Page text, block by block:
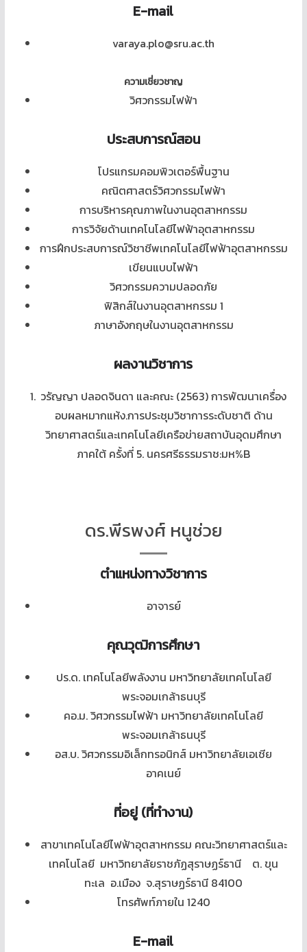
E-mail
varaya.plo@sru.ac.th
ความเชี่ยวชาญ
วิศวกรรมไฟฟ้า
ประสบการณ์สอน
โปรแกรมคอมพิวเตอร์พื้นฐาน
คณิตศาสตร์วิศวกรรมไฟฟ้า
การบริหารคุณภาพในงานอุตสาหกรรม
การวิจัยด้านเทคโนโลยีไฟฟ้าอุตสาหกรรม
การฝึกประสบการณ์วิชาชีพเทคโนโลยีไฟฟ้าอุตสาหกรรม
เขียนแบบไฟฟ้า
วิศวกรรมความปลอดภัย
ฟิสิกส์ในงานอุตสาหกรรม 1
ภาษาอังกฤษในงานอุตสาหกรรม
ผลงานวิชาการ
วรัญญา ปลอดจินดา และคณะ (2563) การพัฒนาเครื่อง
อบผลหมากแห้ง.การประชุมวิชาการระดับชาติ ด้าน
วิทยาศาสตร์และเทคโนโลยีเครือข่ายสถาบันอุดมศึกษา
ภาคใต้ ครั้งที่ 5. นครศรีธรรมราช:มห%B
ดร.พีรพงศ์ หนูช่วย
ตำแหน่งทางวิชาการ
อาจารย์
คุณวุฒิการศึกษา
ปร.ด. เทคโนโลยีพลังงาน มหาวิทยาลัยเทคโนโลยี
พระจอมเกล้าธนบุรี
คอ.ม. วิศวกรรมไฟฟ้า มหาวิทยาลัยเทคโนโลยี
พระจอมเกล้าธนบุรี
อส.บ. วิศวกรรมอิเล็กทรอนิกส์ มหาวิทยาลัยเอเชีย
อาคเนย์
ที่อยู่ (ที่ทำงาน)
สาขาเทคโนโลยีไฟฟ้าอุตสาหกรรม คณะวิทยาศาสตร์และ
เทคโนโลยี มหาวิทยาลัยราชภัฏสุราษฏร์ธานี ต. ขุน
ทะเล อ.เมือง จ.สุราษฏร์ธานี 84100
โทรศัพท์ภายใน 1240
E-mail